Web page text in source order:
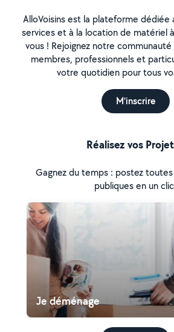
AlloVoisins est la plateforme dédiée
services et à la location de matériel
vous ! Rejoignez notre
membres, professionnels et
votre quotidien pour tous
M'inscrire
Réalisez vos
Gagnez du temps : postez
publiques en un
Je déménage